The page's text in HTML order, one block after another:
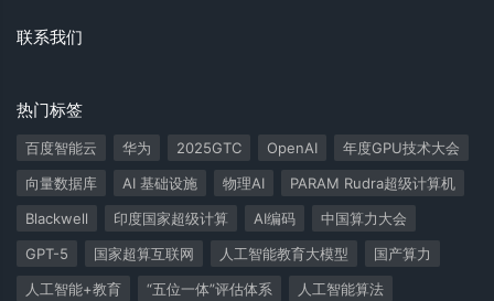
联系我们
热门标签
百度智能云 华为 2025GTC OpenAI
年度GPU技术大会
向量数据库
AI 基础设施 物理AI
PARAM Rudra超级计算机
Blackwell
印度国家超级计算 AI编码
中国算力大会
GPT-5
国家超算互联网 人工智能教育大模型
国产算力
人工智能+教育
“五位一体”评估体系
人工智能算法